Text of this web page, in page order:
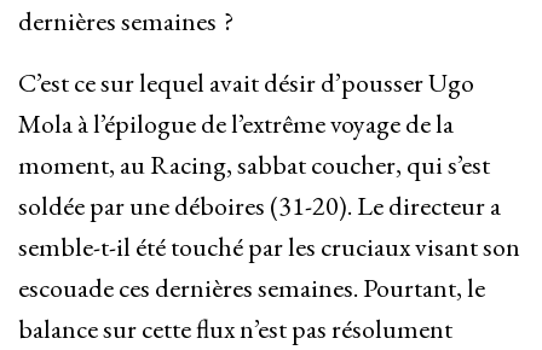
dernières semaines ?
C’est ce sur lequel avait désir d’pousser Ugo
Mola à l’épilogue de l’extrême voyage de la
moment, au Racing, sabbat coucher, qui s’est
soldée par une déboires (31-20). Le directeur a
semble-t-il été touché par les cruciaux visant son
escouade ces dernières semaines. Pourtant, le
balance sur cette flux n’est pas résolument